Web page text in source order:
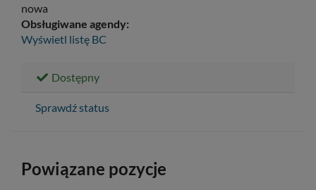
nowa
Obsługiwane agendy:
Wyświetl listę BC
Dostępny
Sprawdź status
Powiązane pozycje